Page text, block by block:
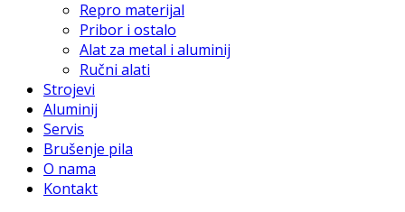
Repro materijal
Pribor i ostalo
Alat za metal i aluminij
Ručni alati
Strojevi
Aluminij
Servis
Brušenje pila
O nama
Kontakt